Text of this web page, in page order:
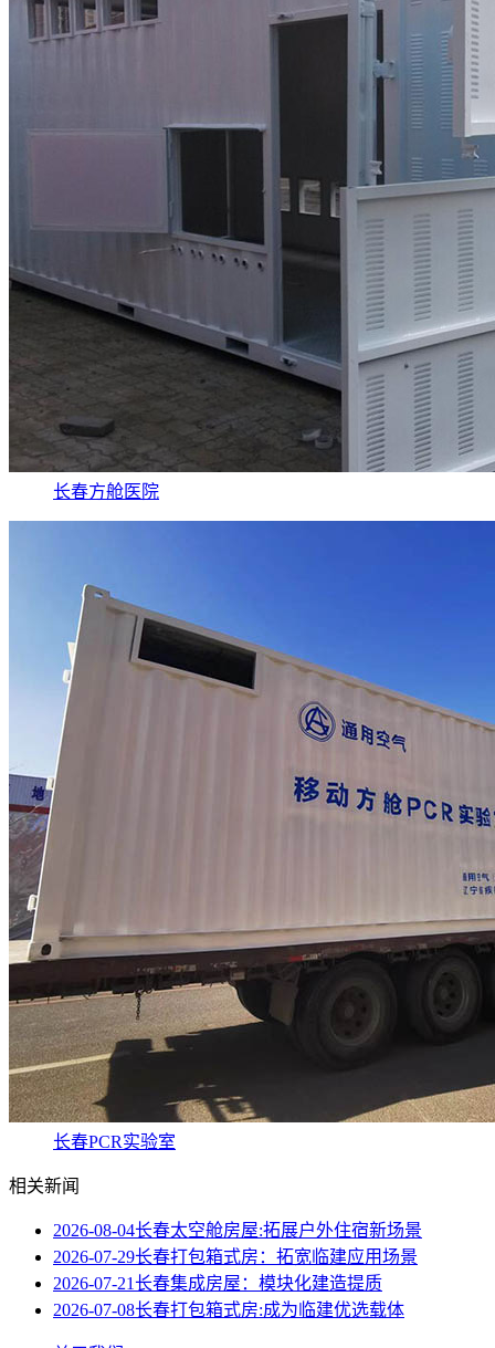
长春方舱医院
长春PCR实验室
相关新闻
2026-08-04长春太空舱房屋:拓展户外住宿新场景
2026-07-29长春打包箱式房：拓宽临建应用场景
2026-07-21长春集成房屋：模块化建造提质
2026-07-08长春打包箱式房:成为临建优选载体